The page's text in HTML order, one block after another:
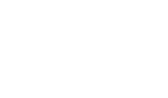
locatif ou un pied-à-terre.